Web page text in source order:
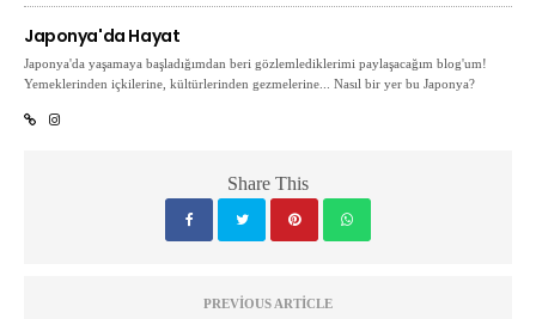
Japonya'da Hayat
Japonya'da yaşamaya başladığımdan beri gözlemlediklerimi paylaşacağım blog'um!
Yemeklerinden içkilerine, kültürlerinden gezmelerine... Nasıl bir yer bu Japonya?
Share This
PREVIOUS ARTICLE